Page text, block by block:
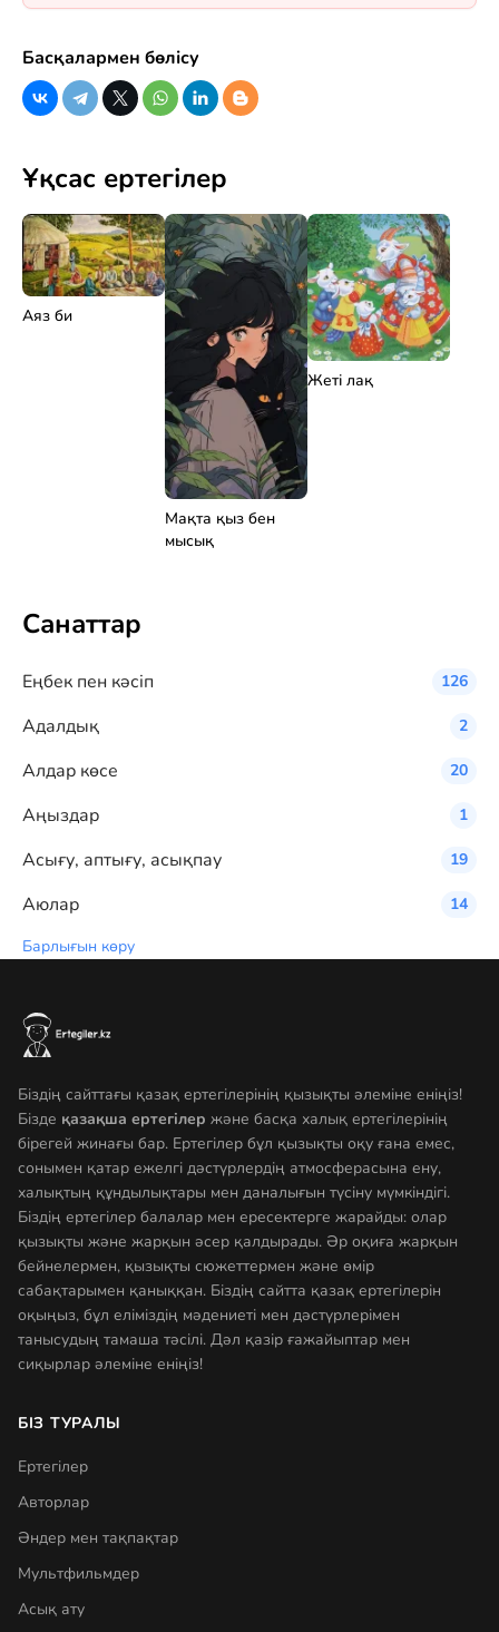
Басқалармен бөлісу
Ұқсас ертегілер
Аяз би
Мақта қыз бен
мысық
Жеті лақ
Санаттар
Eңбек пен кәсіп 126
Адалдық 2
Алдар көсе 20
Аңыздар 1
Асығу, аптығу, асықпау 19
Аюлар
14
Барлығын көру
Біздің сайттағы қазақ ертегілерінің қызықты әлеміне еніңіз!
Бізде қазақша ертегілер және басқа халық ертегілерінің
бірегей жинағы бар. Ертегілер бұл қызықты оқу ғана емес,
сонымен қатар ежелгі дәстүрлердің атмосферасына ену,
халықтың құндылықтары мен даналығын түсіну мүмкіндігі.
Біздің ертегілер балалар мен ересектерге жарайды: олар
қызықты және жарқын әсер қалдырады. Әр оқиға жарқын
бейнелермен, қызықты сюжеттермен және өмір
сабақтарымен қаныққан. Біздің сайтта қазақ ертегілерін
оқыңыз, бұл еліміздің мәдениеті мен дәстүрлерімен
танысудың тамаша тәсілі. Дәл қазір ғажайыптар мен
сиқырлар әлеміне еніңіз!
БІЗ ТУРАЛЫ
Ертегілер
Авторлар
Әндер мен тақпақтар
Мультфильмдер
Асық ату